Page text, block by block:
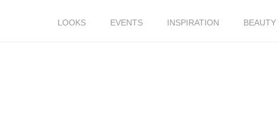
LOOKS EVENTS INSPIRATION BEAUTY